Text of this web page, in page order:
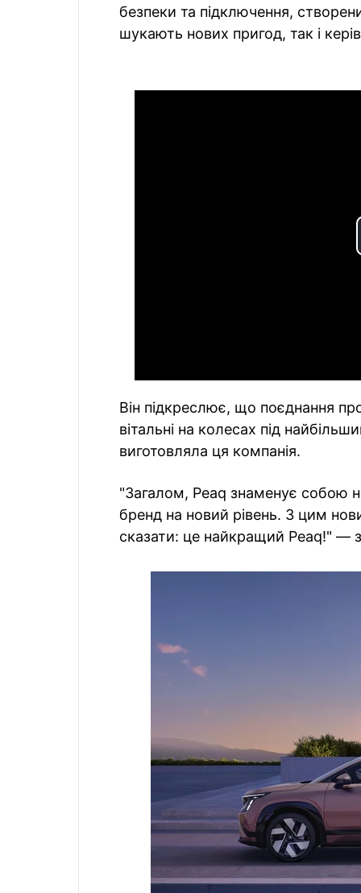
безпеки та підключення,
шукають нових пригод, так і
Він підкреслює, що поєднання
вітальні на колесах під
виготовляла ця компанія.
"Загалом, Peaq знаменує собою
бренд на новий рівень. З цим
сказати: це найкращий Peaq!" —